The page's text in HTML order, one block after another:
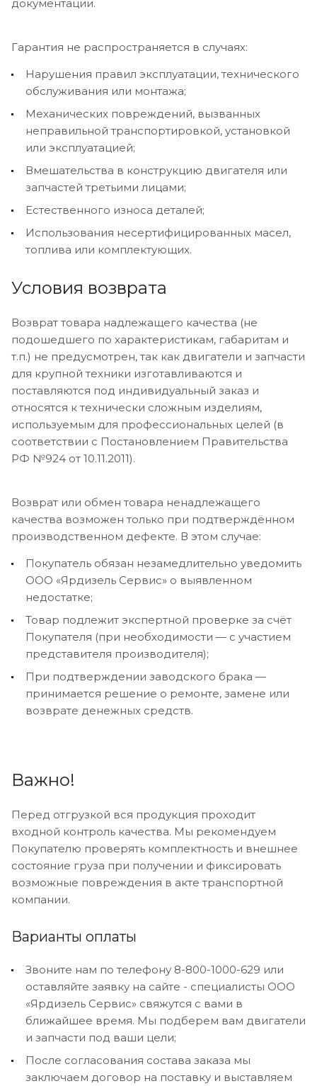
документации.
Гарантия не распространяется в случаях:
Нарушения правил эксплуатации, технического
обслуживания или монтажа;
Механических повреждений, вызванных
неправильной транспортировкой, установкой
или эксплуатацией;
Вмешательства в конструкцию двигателя или
запчастей третьими лицами;
Естественного износа деталей;
Использования несертифицированных масел,
топлива или комплектующих.
Условия возврата
Возврат товара надлежащего качества (не
подошедшего по характеристикам, габаритам и
т.п.) не предусмотрен, так как двигатели и запчасти
для крупной техники изготавливаются и
поставляются под индивидуальный заказ и
относятся к технически сложным изделиям,
используемым для профессиональных целей (в
соответствии с Постановлением Правительства
РФ №924 от 10.11.2011).
Возврат или обмен товара ненадлежащего
качества возможен только при подтверждённом
производственном дефекте. В этом случае:
Покупатель обязан незамедлительно уведомить
ООО «Ярдизель Сервис» о выявленном
недостатке;
Товар подлежит экспертной проверке за счёт
Покупателя (при необходимости — с участием
представителя производителя);
При подтверждении заводского брака —
принимается решение о ремонте, замене или
возврате денежных средств.
Важно!
Перед отгрузкой вся продукция проходит
входной контроль качества. Мы рекомендуем
Покупателю проверять комплектность и внешнее
состояние груза при получении и фиксировать
возможные повреждения в акте транспортной
компании.
Варианты оплаты
Звоните нам по телефону 8-800-1000-629 или
оставляйте заявку на сайте - специалисты ООО
«Ярдизель Сервис» свяжутся с вами в
ближайшее время. Мы подберем вам двигатели
и запчасти под ваши цели;
После согласования состава заказа мы
заключаем договор на поставку и выставляем